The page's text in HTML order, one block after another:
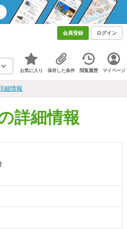
会員登録 ログイン
お気に入り 保存した条件 閲覧履歴 マイページ
細情報
詳細情報